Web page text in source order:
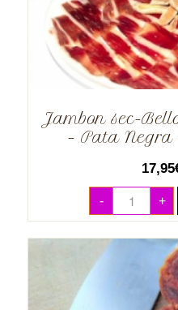
Jambon sec-
– Pata Negra
17,95
- +